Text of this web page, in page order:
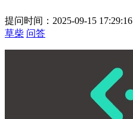
提问时间：2025-09-15 17:29:16
草柴 问答